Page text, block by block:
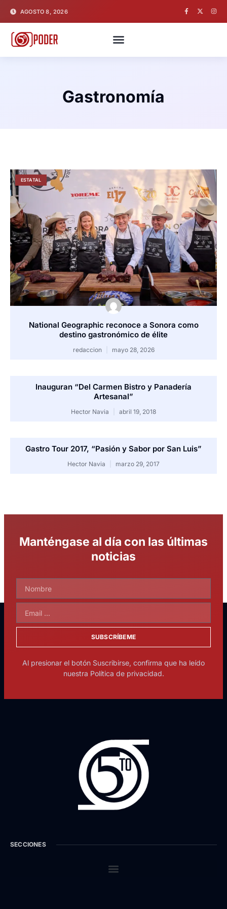
AGOSTO 8, 2026
Gastronomía
ESTATAL
National Geographic reconoce a Sonora como
destino gastronómico de élite
redaccion mayo 28, 2026
Inauguran “Del Carmen Bistro y Panadería
Artesanal”
Hector Navia abril 19, 2018
Gastro Tour 2017, “Pasión y Sabor por San Luis”
Hector Navia marzo 29, 2017
Manténgase al día con las últimas
noticias
SUBSCRÍBEME
Al presionar el botón Suscribirse, confirma que ha leído
nuestra Política de privacidad.
SECCIONES